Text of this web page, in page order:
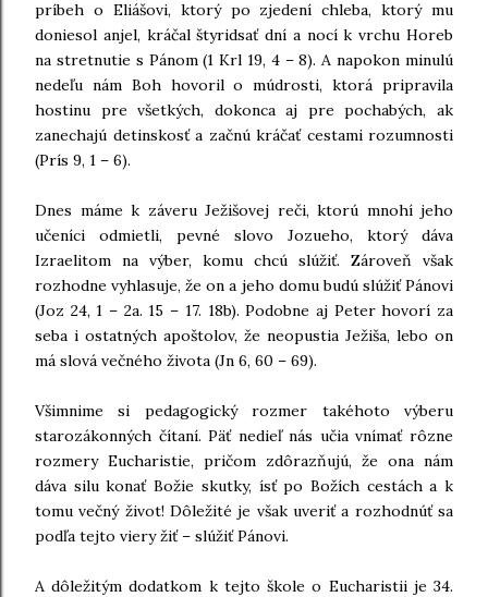
príbeh o Eliášovi, ktorý po zjedení chleba, ktorý mu
doniesol anjel, kráčal štyridsať dní a nocí k vrchu Horeb
na stretnutie s Pánom (1 Krl 19, 4 – 8). A napokon minulú
nedeľu nám Boh hovoril o múdrosti, ktorá pripravila
hostinu pre všetkých, dokonca aj pre pochabých, ak
zanechajú detinskosť a začnú kráčať cestami rozumnosti
(Prís 9, 1 – 6).
Dnes máme k záveru Ježišovej reči, ktorú mnohí jeho
učeníci odmietli, pevné slovo Jozueho, ktorý dáva
Izraelitom na výber, komu chcú slúžiť. Zároveň však
rozhodne vyhlasuje, že on a jeho domu budú slúžiť Pánovi
(Joz 24, 1 – 2a. 15 – 17. 18b). Podobne aj Peter hovorí za
seba i ostatných apoštolov, že neopustia Ježiša, lebo on
má slová večného života (Jn 6, 60 – 69).
Všimnime si pedagogický rozmer takéhoto výberu
starozákonných čítaní. Päť nedieľ nás učia vnímať rôzne
rozmery Eucharistie, pričom zdôrazňujú, že ona nám
dáva silu konať Božie skutky, ísť po Božích cestách a k
tomu večný život! Dôležité je však uveriť a rozhodnúť sa
podľa tejto viery žiť – slúžiť Pánovi.
A dôležitým dodatkom k tejto škole o Eucharistii je 34.